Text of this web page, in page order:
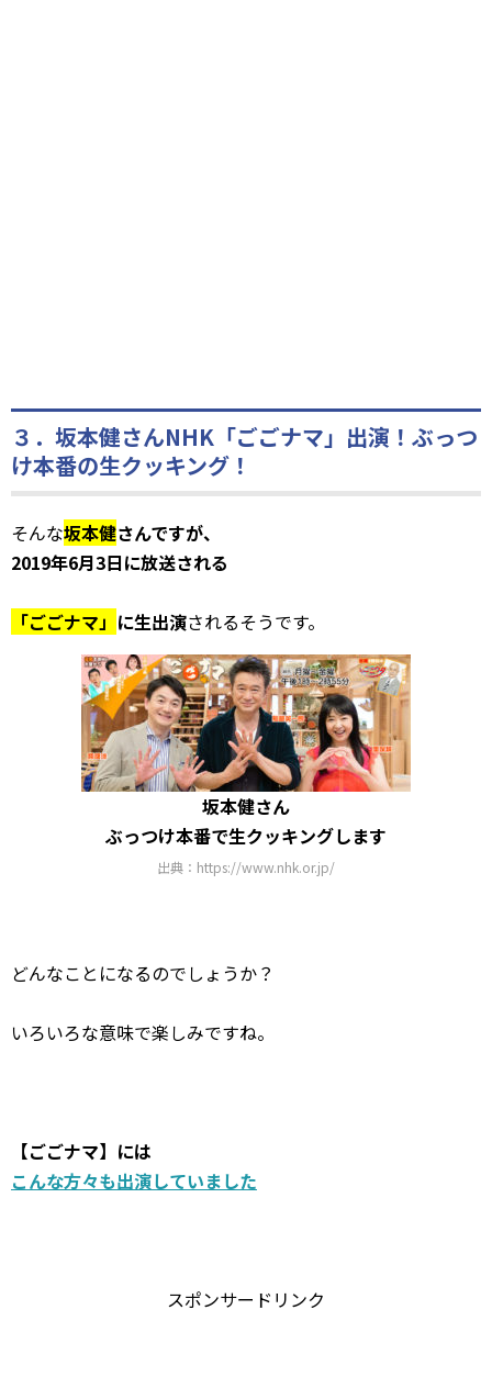
３．坂本健さんNHK「ごごナマ」出演！ぶっつ
け本番の生クッキング！
そんな坂本健さんですが、
2019年6月3日に放送される
「ごごナマ」 に生出演されるそうです。
坂本健さん
ぶっつけ本番で生クッキングします
出典：https://www.nhk.or.jp/
どんなことになるのでしょうか？
いろいろな意味で楽しみですね。
【ごごナマ】には
こんな方々も出演していました
スポンサードリンク